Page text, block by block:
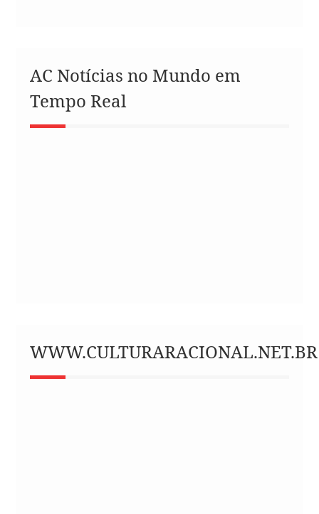
AC Notícias no Mundo em
Tempo Real
WWW.CULTURARACIONAL.NET.BR